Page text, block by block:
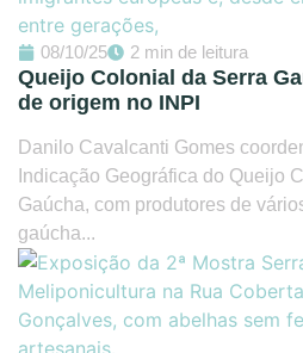
08/10/25 2 min de leitura
Queijo Colonial da Serra
de origem no INPI
Danilo Cavalcanti Gomes
Indicação Geográfica do Queijo
Gaúcha, com produtores de
gaúcha...